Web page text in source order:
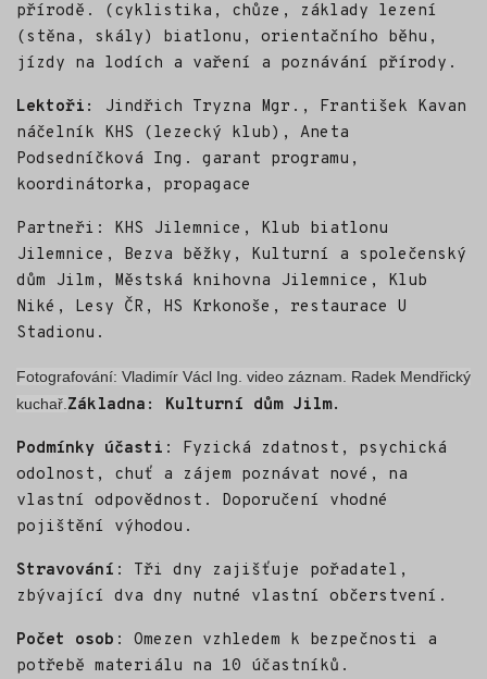
přírodě. (cyklistika, chůze, základy lezení
(stěna, skály) biatlonu, orientačního běhu,
jízdy na lodích a vaření a poznávání přírody.
Lektoři:
Jindřich Tryzna Mgr., František Kavan
náčelník KHS (lezecký klub), Aneta
Podsedníčková Ing. garant programu,
koordinátorka, propagace
Partneři: KHS Jilemnice, Klub biatlonu
Jilemnice, Bezva běžky, Kulturní a společenský
dům Jilm, Městská knihovna Jilemnice, Klub
Niké, Lesy ČR, HS Krkonoše, restaurace U
Stadionu.
Fotografování: Vladimír Václ Ing. video záznam. Radek Mendřický
kuchař.Základna: Kulturní dům Jilm.
Podmínky účasti : Fyzická zdatnost, psychická
odolnost, chuť a zájem poznávat nové, na
vlastní odpovědnost. Doporučení vhodné
pojištění výhodou.
Stravování : Tři dny zajišťuje pořadatel,
zbývající dva dny nutné vlastní občerstvení.
Počet osob : Omezen vzhledem k bezpečnosti a
potřebě materiálu na 10 účastníků.